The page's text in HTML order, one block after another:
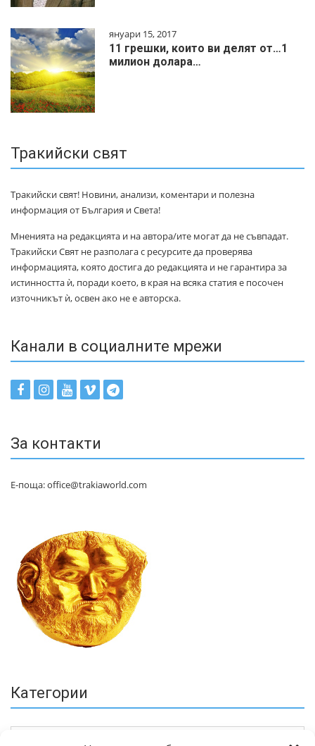
януари 15, 2017
11 грешки, които ви делят от…1
милиoн дoлapa…
Тракийски свят
Тракийски свят! Новини, анализи, коментари и полезна
информация от България и Света!
Мненията на редакцията и на автора/ите могат да не съвпадат.
Тракийски Свят не разполага с ресурсите да проверява
информацията, която достига до редакцията и не гарантира за
истинността ѝ, поради което, в края на всяка статия е посочен
източникът ѝ, освен ако не е авторска.
Канали в социалните мрежи
За контакти
Е-поща: office@trakiaworld.com
Категории